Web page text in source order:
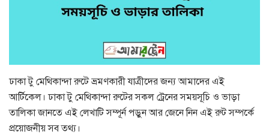
ঢাকা টু মেথিকান্দা রুটে ভ্রমণকারী যাত্রীদের জন্য আমাদের এই
আর্টিকেল। ঢাকা টু মেথিকান্দা রুটের সকল ট্রেনের সময়সূচি ও ভাড়া
তালিকা জানতে এই লেখাটি সম্পূর্ন পড়ুন আর জেনে নিন এই রুট সম্পর্কে
প্রয়োজনীয় সব তথ্য।